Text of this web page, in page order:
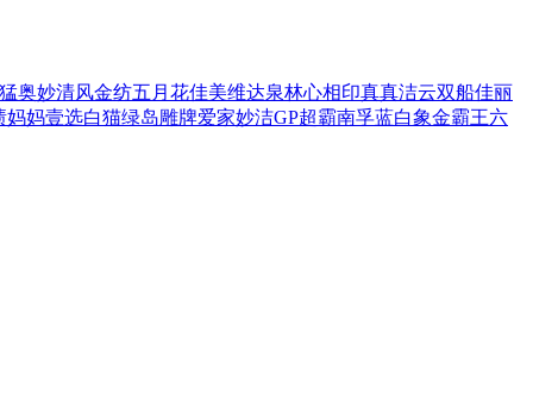
奥妙清风金纺五月花佳美维达泉林心相印真真洁云双船佳丽
妈妈壹选白猫绿岛雕牌爱家妙洁GP超霸南孚蓝白象金霸王六